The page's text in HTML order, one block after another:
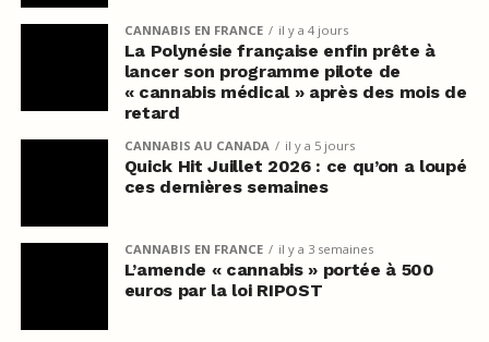
CANNABIS EN FRANCE il y a 4 jours
La Polynésie française enfin prête à
lancer son programme pilote de
« cannabis médical » après des mois de
retard
CANNABIS AU CANADA il y a 5 jours
Quick Hit Juillet 2026 : ce qu’on a loupé
ces dernières semaines
CANNABIS EN FRANCE il y a 3 semaines
L’amende « cannabis » portée à 500
euros par la loi RIPOST